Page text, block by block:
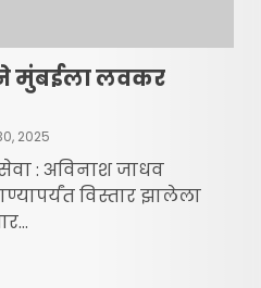
मुंबईला लवकर
2025
: अविनाश जाधव
विस्तार झालेला